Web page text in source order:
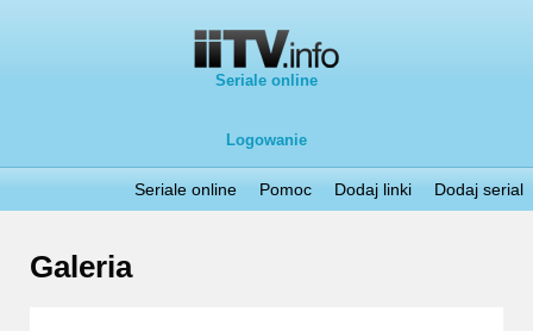
Seriale online
Logowanie
Seriale online Pomoc Dodaj linki Dodaj serial
Galeria